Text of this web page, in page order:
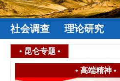
社会调查 理论研究
• 昆仑专题 •
• 高端精神•